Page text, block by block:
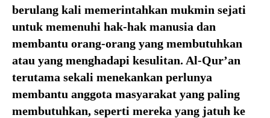
berulang kali memerintahkan mukmin sejati
untuk memenuhi hak-hak manusia dan
membantu orang-orang yang membutuhkan
atau yang menghadapi kesulitan. Al-Qur’an
terutama sekali menekankan perlunya
membantu anggota masyarakat yang paling
membutuhkan, seperti mereka yang jatuh ke